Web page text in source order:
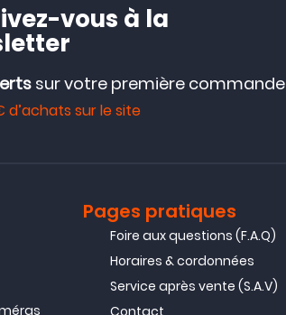
vous à la
sur votre première commande
d’achats sur le site
Pages pratiques
Foire aux questions (F.A.Q)
Horaires & cordonnées
Service après vente (S.A.V)